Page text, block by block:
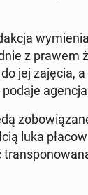
z prawem
jej zajęcia,
agencja
luka